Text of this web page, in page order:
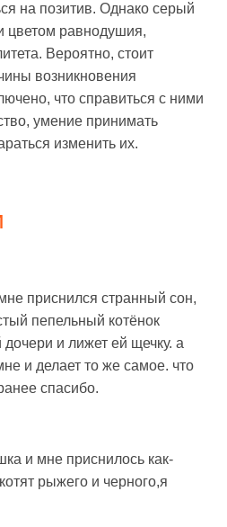
на позитив. Однако серый
цветом равнодушия,
Вероятно, стоит
возникновения
что справиться с ними
умение принимать
изменить их.
приснился странный сон,
пепельный котёнок
дочери и лижет ей щечку. а
и делает то же самое. что
спасибо.
и мне приснилось как-
рыжего и черного,я